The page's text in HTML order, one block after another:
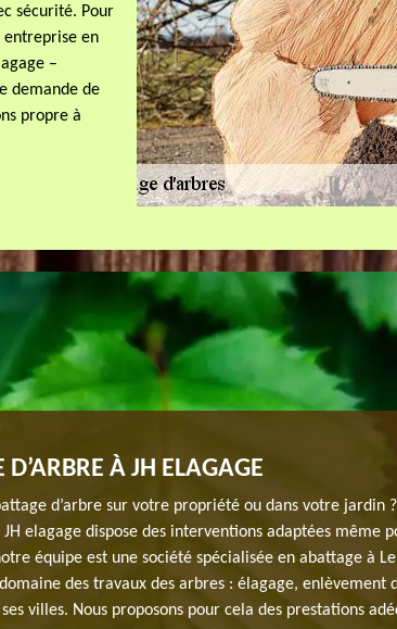
sécurité. Pour
entreprise en
–
demande de
propre à
D’ARBRE À JH ELAGAGE
d’arbre sur votre propriété ou dans votre jardin ?
elagage dispose des interventions adaptées même
équipe est une société spécialisée en abattage à Le
des travaux des arbres : élagage, enlèvement
villes. Nous proposons pour cela des prestations